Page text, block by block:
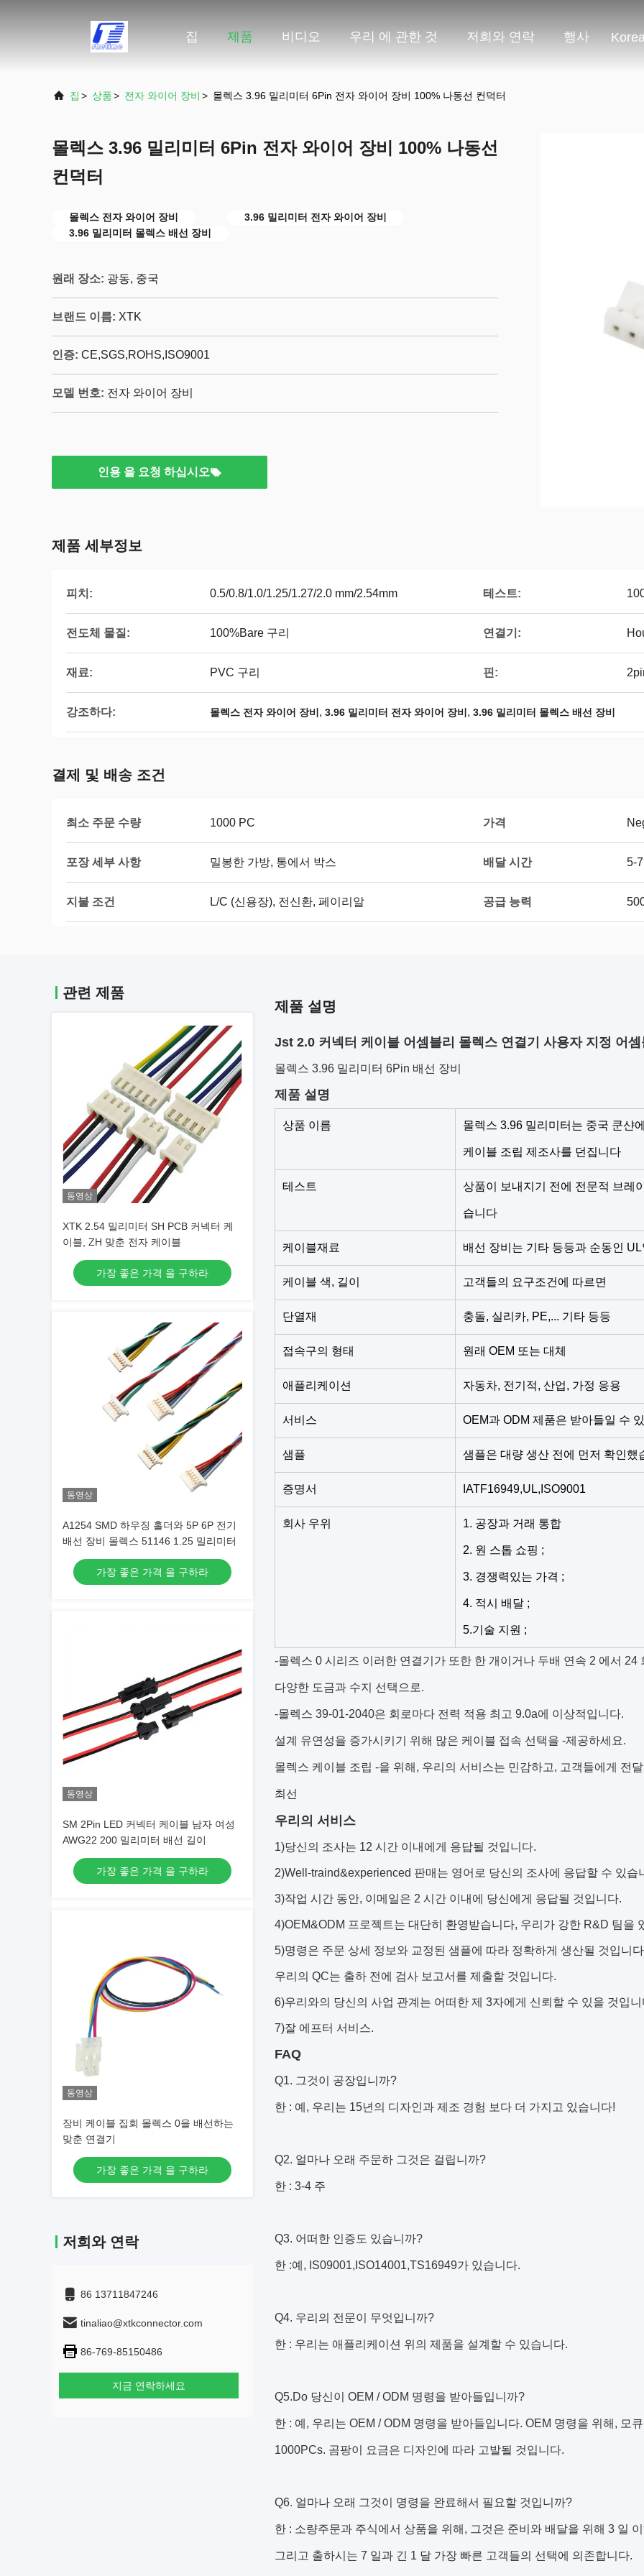
집 제품 비디오 우리 에 관한 것 저희와 연락 행사
집 > 상품> 전자 와이어 장비 > 몰렉스 3.96 밀리미터 6Pin 전자 와이어 장비 100% 나동선 컨덕터
몰렉스 3.96 밀리미터 6Pin 전자 와이어 장비 100% 나동선
컨덕터
몰렉스 전자 와이어 장비
3.96 밀리미터 전자 와이어 장비
3.96 밀리미터 몰렉스 배선 장비
원래 장소: 광동, 중국
브랜드 이름: XTK
인증: CE,SGS,ROHS,ISO9001
모델 번호: 전자 와이어 장비
인용 을 요청 하십시오
제품 세부정보
피치: 0.5/0.8/1.0/1.25/1.27/2.0 mm/2.54mm 테스트:
전도체 물질: 100%Bare 구리 연결기:
재료: PVC 구리 핀:
강조하다: 몰렉스 전자 와이어 장비 , 3.96 밀리미터 전자 와이어 장비 , 3.96 밀리미터 몰렉스 배선 장비
결제 및 배송 조건
최소 주문 수량 1000 PC 가격
포장 세부 사항 밀봉한 가방, 통에서 박스 배달 시간 5-
지불 조건 L/C (신용장), 전신환, 페이리알 공급 능력
관련 제품
동영상
XTK 2.54 밀리미터 SH PCB 커넥터 케
이블, ZH 맞춘 전자 케이블
가장 좋은 가격 을 구하라
동영상
A1254 SMD 하우징 홀더와 5P 6P 전기
배선 장비 몰렉스 51146 1.25 밀리미터
가장 좋은 가격 을 구하라
동영상
SM 2Pin LED 커넥터 케이블 남자 여성
AWG22 200 밀리미터 배선 길이
가장 좋은 가격 을 구하라
동영상
장비 케이블 집회 몰렉스 0을 배선하는
맞춘 연결기
가장 좋은 가격 을 구하라
저희와 연락
86 13711847246
tinaliao@xtkconnector.com
86-769-85150486
지금 연락하세요
제품 설명
Jst 2.0 커넥터 케이블 어셈블리 몰렉스 연결기 사용자 지정 어셈
몰렉스 3.96 밀리미터 6Pin 배선 장비
제품 설명
상품 이름 몰렉스 3.96 밀리미터는 중국 쿤샨
케이블 조립 제조사를 던집니다
테스트 상품이 보내지기 전에 전문적 브레
습니다
케이블재료 배선 장비는 기타 등등과 순동인
케이블 색, 길이 고객들의 요구조건에 따르면
단열재 충돌, 실리카, PE,... 기타 등등
접속구의 형태 원래 OEM 또는 대체
애플리케이션 자동차, 전기적, 산업, 가정 응용
서비스 OEM과 ODM 제품은 받아들일 수
샘플 샘플은 대량 생산 전에 먼저 확인했
증명서 IATF16949,UL,ISO9001
회사 우위 1. 공장과 거래 통합
2. 원 스톱 쇼핑 ;
3. 경쟁력있는 가격 ;
4. 적시 배달 ;
5.기술 지원 ;
-몰렉스 0 시리즈 이러한 연결기가 또한 한 개이거나 두배 연속 2 에서 24
다양한 도금과 수지 선택으로.
-몰렉스 39-01-2040은 회로마다 전력 적용 최고 9.0a에 이상적입니다.
설계 유연성을 증가시키기 위해 많은 케이블 접속 선택을 -제공하세요.
몰렉스 케이블 조립 -을 위해, 우리의 서비스는 민감하고, 고객들에게 전
최선
우리의 서비스
1)당신의 조사는 12 시간 이내에게 응답될 것입니다.
2)Well-traind&experienced 판매는 영어로 당신의 조사에 응답할 수 있습
3)작업 시간 동안, 이메일은 2 시간 이내에 당신에게 응답될 것입니다.
4)OEM&ODM 프로젝트는 대단히 환영받습니다, 우리가 강한 R&D 팀을
5)명령은 주문 상세 정보와 교정된 샘플에 따라 정확하게 생산될 것입니
우리의 QC는 출하 전에 검사 보고서를 제출할 것입니다.
6)우리와의 당신의 사업 관계는 어떠한 제 3자에게 신뢰할 수 있을 것입니
7)잘 에프터 서비스.
FAQ
Q1. 그것이 공장입니까?
한 : 예, 우리는 15년의 디자인과 제조 경험 보다 더 가지고 있습니다!
Q2. 얼마나 오래 주문하 그것은 걸립니까?
한 : 3-4 주
Q3. 어떠한 인증도 있습니까?
한 :예, IS09001,ISO14001,TS16949가 있습니다.
Q4. 우리의 전문이 무엇입니까?
한 : 우리는 애플리케이션 위의 제품을 설계할 수 있습니다.
Q5.Do 당신이 OEM / ODM 명령을 받아들입니까?
한 : 예, 우리는 OEM / ODM 명령을 받아들입니다. OEM 명령을 위해, 모
1000PCs. 곰팡이 요금은 디자인에 따라 고발될 것입니다.
Q6. 얼마나 오래 그것이 명령을 완료해서 필요할 것입니까?
한 : 소량주문과 주식에서 상품을 위해, 그것은 준비와 배달을 위해 3 일
그리고 출하시는 7 일과 긴 1 달 가장 빠른 고객들의 선택에 의존합니다.